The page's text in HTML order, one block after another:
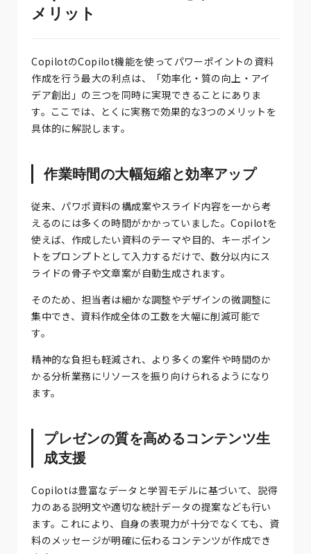
メリット
CopilotのCopilot機能を使ってパワーポイントの資料
作成を行う最大の利点は、「効率化・質の向上・アイ
デア創出」の三つを同時に実現できることにありま
す。ここでは、とくに実務で効果的な3つのメリットを
具体的に解説します。
作業時間の大幅短縮と効率アップ
従来、パワポ資料の構成案やスライド内容を一から考
えるのには多くの時間がかかっていました。Copilotを
使えば、作成したい資料のテーマや目的、キーポイン
トをプロンプトとして入力するだけで、数分以内にス
ライドの骨子や文章案が自動生成されます。
そのため、担当者は細かな調整やデザインの微調整に
集中でき、資料作成全体の工数を大幅に削減可能で
す。
精神的な負担も軽減され、より多くの案件や時間のか
かる分析業務にリソースを振り向けられるようになり
ます。
プレゼンの質を高めるコンテンツ生
成支援
Copilotは豊富なデータと学習モデルに基づいて、説得
力のある説明文や適切な統計データの提案なども行い
ます。これにより、自身の表現力が十分でなくても、資
料のメッセージが明確に伝わるコンテンツが作成でき